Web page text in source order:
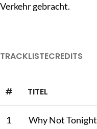
Verkehr gebracht.
TRACKLISTECREDITS
# TITEL
1 Why Not Tonight